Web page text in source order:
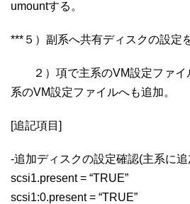
umountする。
***５）副系へ共有ディスクの設定
２）項で主系のVM設定ファイ
系のVM設定ファイルへも追加。
[追記項目]
-追加ディスクの設定確認(主系に
scsi1.present = “TRUE”
scsi1:0.present = “TRUE”